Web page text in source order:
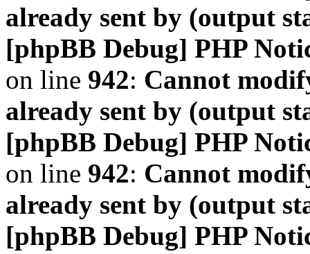
already sent by (output
[phpBB Debug] PHP
on line 942: Cannot
already sent by (output
[phpBB Debug] PHP
on line 942: Cannot
already sent by (output
[phpBB Debug] PHP